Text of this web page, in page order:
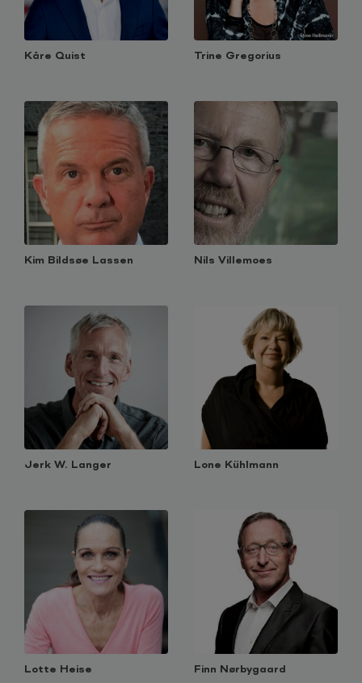
Kåre Quist Trine Gregorius
Kim Bildsøe Lassen Nils Villemoes
Jerk W. Langer Lone Kühlmann
Lotte Heise Finn Nørbygaard